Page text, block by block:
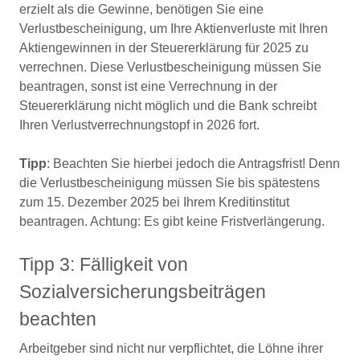
erzielt als die Gewinne, benötigen Sie eine
Verlustbescheinigung, um Ihre Aktienverluste mit Ihren
Aktiengewinnen in der Steuererklärung für 2025 zu
verrechnen. Diese Verlustbescheinigung müssen Sie
beantragen, sonst ist eine Verrechnung in der
Steuererklärung nicht möglich und die Bank schreibt
Ihren Verlustverrechnungstopf in 2026 fort.
Tipp: Beachten Sie hierbei jedoch die Antragsfrist! Denn
die Verlustbescheinigung müssen Sie bis spätestens
zum 15. Dezember 2025 bei Ihrem Kreditinstitut
beantragen. Achtung: Es gibt keine Fristverlängerung.
Tipp 3: Fälligkeit von
Sozialversicherungsbeiträgen
beachten
Arbeitgeber sind nicht nur verpflichtet, die Löhne ihrer